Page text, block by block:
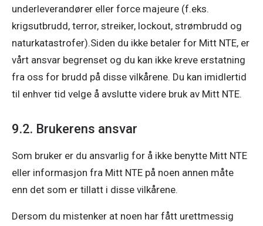
underleverandører eller force majeure (f.eks.
krigsutbrudd, terror, streiker, lockout, strømbrudd og
naturkatastrofer).Siden du ikke betaler for Mitt NTE, er
vårt ansvar begrenset og du kan ikke kreve erstatning
fra oss for brudd på disse vilkårene. Du kan imidlertid
til enhver tid velge å avslutte videre bruk av Mitt NTE.
9.2. Brukerens ansvar
Som bruker er du ansvarlig for å ikke benytte Mitt NTE
eller informasjon fra Mitt NTE på noen annen måte
enn det som er tillatt i disse vilkårene.
Dersom du mistenker at noen har fått urettmessig